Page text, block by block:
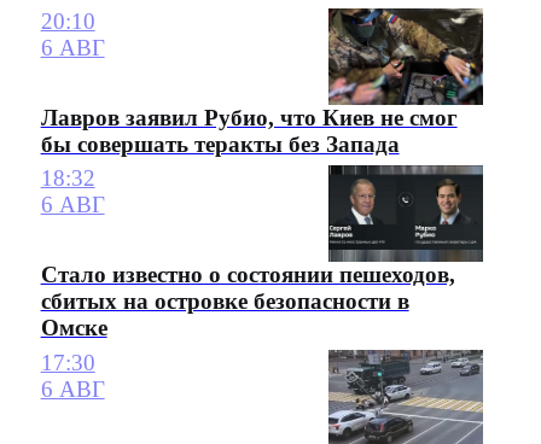
20:10
6 АВГ
Лавров заявил Рубио, что Киев не смог
бы совершать теракты без Запада
18:32
6 АВГ
Стало известно о состоянии пешеходов,
сбитых на островке безопасности в
Омске
17:30
6 АВГ